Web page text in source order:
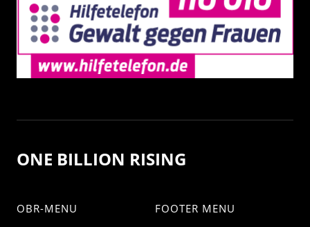
ONE BILLION RISING
OBR-MENU FOOTER MENU